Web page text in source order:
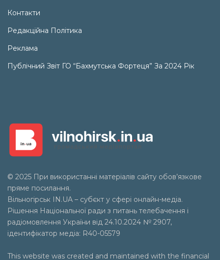
Контакти
Редакційна Політика
Реклама
Публічний Звіт ГО “Бахмутська Фортеця” За 2024 Рік
© 2025 При використанні матеріалів сайту обов’язкове
пряме посилання.
Вільногірськ
IN.UA – субєкт у сфері онлайн-медіа.
Рішення Національної ради з питань телебачення і
радіомовлення України від 24.10.2024 № 2907,
ідентифікатор медіа: R40-05579
This website was created and maintained with the financial